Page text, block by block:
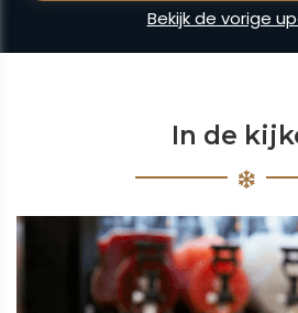
Bekijk de vorige
In de